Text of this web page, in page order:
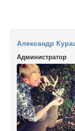
Александр
Администратор